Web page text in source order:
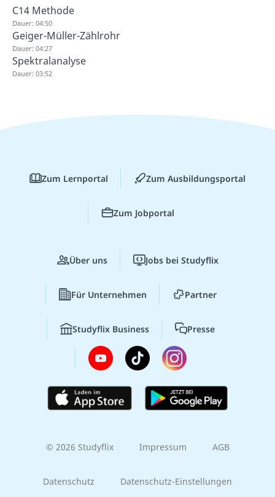
C14 Methode
Dauer: 04:50
Geiger-Müller-Zählrohr
Dauer: 04:27
Spektralanalyse
Dauer: 03:52
Zum Lernportal Zum Ausbildungsportal
Zum Jobportal
Über uns Jobs bei Studyflix
Für Unternehmen Partner
Studyflix Business Presse
© 2026 Studyflix Impressum AGB
Datenschutz Datenschutz-Einstellungen